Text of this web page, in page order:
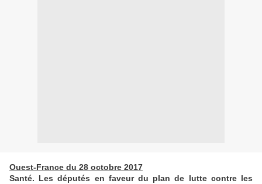
Ouest-France du 28 octobre 2017
Santé. Les députés en faveur du plan de lutte contre les